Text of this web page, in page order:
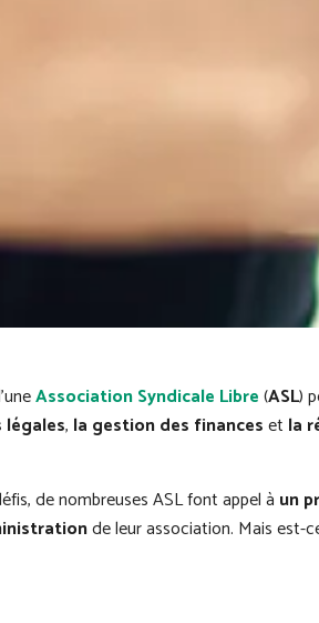
Association Syndicale Libre(ASL)
, la gestion des financeset la
de nombreuses ASL font appel à un
de leur association. Mais est-